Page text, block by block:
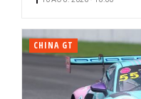
CHINA GT